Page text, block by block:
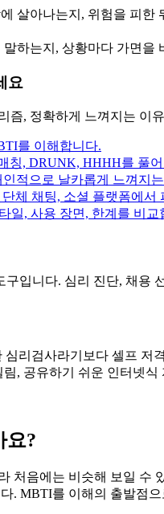
살아나는지, 위험을 피한
하는지, 상황마다 가면을
요
즘, 정확하게 느껴지는 이
를 이해합니다.
칭, DRUNK, HHHH를 풀
인적으로 날카롭게 느껴지
체 채팅, 소셜 플랫폼에서
일, 사용 장면, 한계를 비교
입니다. 심리 진단, 채용
리검사라기보다 셀프
, 공유하기 쉬운 인터넷식
요?
처음에는 비슷해 보일 수
. MBTI를 이해의 출발점